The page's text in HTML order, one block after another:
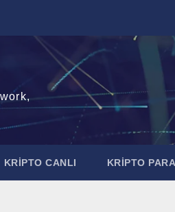
KRİPTO CANLI KRİPTO